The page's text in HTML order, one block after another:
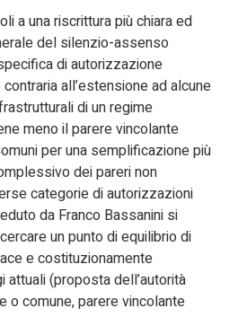
a una riscrittura più chiara ed
del silenzio-assenso
di autorizzazione
all’estensione ad alcune
di un regime
meno il parere vincolante
per una semplificazione più
dei pareri non
categorie di autorizzazioni
da Franco Bassanini si
un punto di equilibrio di
e costituzionamente
(proposta dell’autorità
o comune, parere vincolante